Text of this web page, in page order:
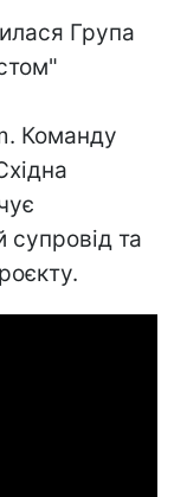
Група
Команду
супровід та